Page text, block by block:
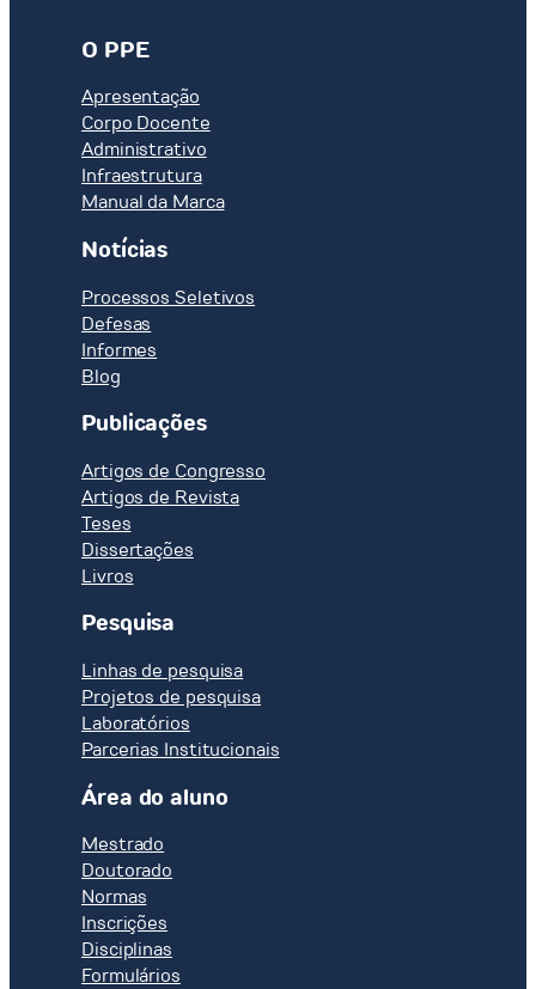
O PPE
Apresentação
Corpo Docente
Administrativo
Infraestrutura
Manual da Marca
Notícias
Processos Seletivos
Defesas
Informes
Blog
Publicações
Artigos de Congresso
Artigos de Revista
Teses
Dissertações
Livros
Pesquisa
Linhas de pesquisa
Projetos de pesquisa
Laboratórios
Parcerias Institucionais
Área do aluno
Mestrado
Doutorado
Normas
Inscrições
Disciplinas
Formulários